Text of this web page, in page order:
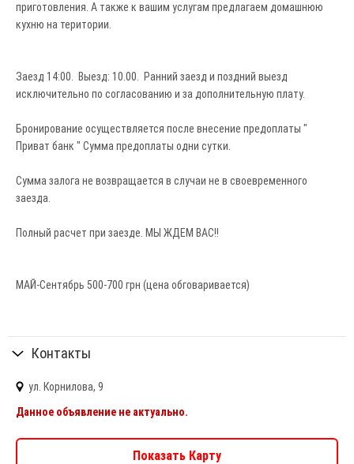
приготовления. А также к вашим услугам предлагаем домашнюю
кухню на територии.
Заезд 14:00. Выезд: 10.00. Ранний заезд и поздний выезд
исключительно по согласованию и за дополнительную плату.
Бронирование осуществляется после внесение предоплаты "
Приват банк " Сумма предоплаты одни сутки.
Сумма залога не возвращается в случаи не в своевременного
заезда.
Полный расчет при заезде. МЫ ЖДЕМ ВАС!!
МАЙ-Сентябрь 500-700 грн (цена обговаривается)
Контакты
ул. Корнилова, 9
Данное объявление не актуально.
Показать Карту